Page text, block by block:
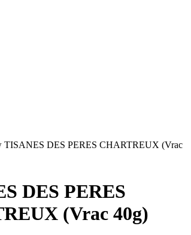
TISANES DES PERES CHARTREUX (Vrac
DES PERES
(Vrac 40g)